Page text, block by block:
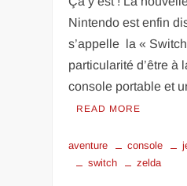
Nintendo est enfin
s’appelle la «
particularité d’être à
console portable et
READ MORE
aventure console
switch
zelda